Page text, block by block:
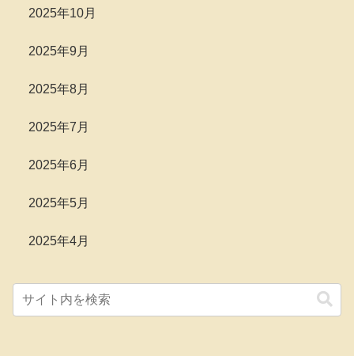
2025年10月
2025年9月
2025年8月
2025年7月
2025年6月
2025年5月
2025年4月